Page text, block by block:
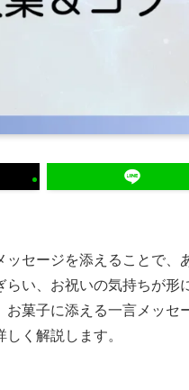
セージを添えることで、
い、お祝いの気持ちが形
菓子に添える一言メッセ
く解説します。